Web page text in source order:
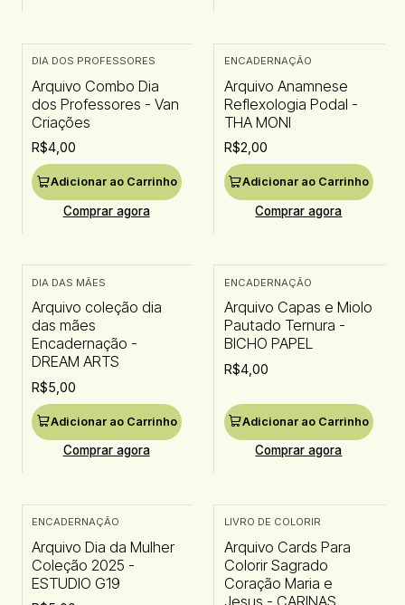
DIA DOS PROFESSORES
Arquivo Combo Dia
dos Professores - Van
Criações
R$4,00
Adicionar ao Carrinho
Comprar agora
ENCADERNAÇÃO
Arquivo Anamnese
Reflexologia Podal -
THA MONI
R$2,00
Adicionar ao Carrinho
Comprar agora
DIA DAS MÃES
Arquivo coleção dia
das mães
Encadernação -
DREAM ARTS
R$5,00
Adicionar ao Carrinho
Comprar agora
ENCADERNAÇÃO
Arquivo Capas e Miolo
Pautado Ternura -
BICHO PAPEL
R$4,00
Adicionar ao Carrinho
Comprar agora
ENCADERNAÇÃO
Arquivo Dia da Mulher
Coleção 2025 -
ESTUDIO G19
LIVRO DE COLORIR
Arquivo Cards Para
Colorir Sagrado
Coração Maria e
Jesus - CARINAS